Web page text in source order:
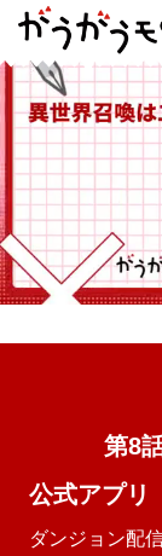
第8
公式アプリ
ダンジョン配